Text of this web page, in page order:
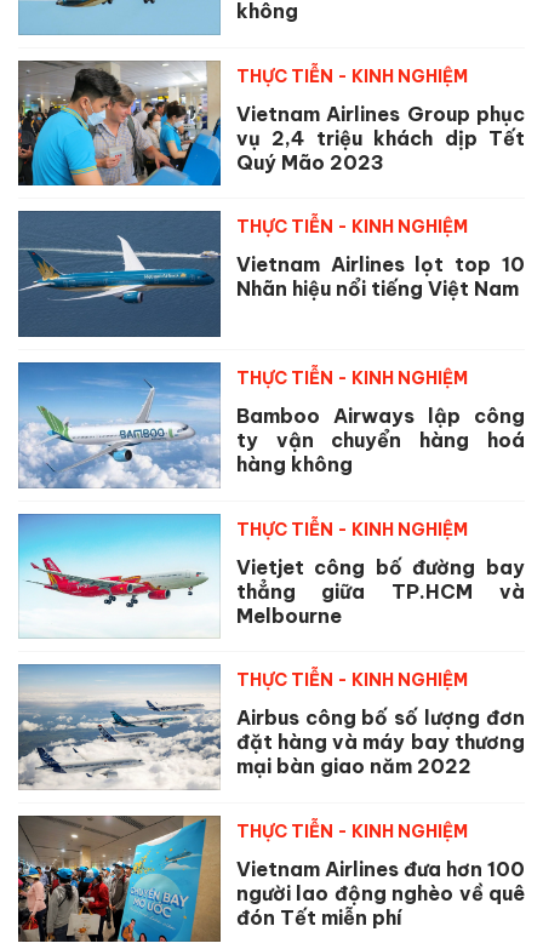
không
THỰC TIỄN - KINH NGHIỆM
Vietnam Airlines Group phục
vụ 2,4 triệu khách dịp Tết
Quý Mão 2023
THỰC TIỄN - KINH NGHIỆM
Vietnam Airlines lọt top 10
Nhãn hiệu nổi tiếng Việt Nam
THỰC TIỄN - KINH NGHIỆM
Bamboo Airways lập công
ty vận chuyển hàng hoá
hàng không
THỰC TIỄN - KINH NGHIỆM
Vietjet công bố đường bay
thẳng giữa TP.HCM và
Melbourne
THỰC TIỄN - KINH NGHIỆM
Airbus công bố số lượng đơn
đặt hàng và máy bay thương
mại bàn giao năm 2022
THỰC TIỄN - KINH NGHIỆM
Vietnam Airlines đưa hơn 100
người lao động nghèo về quê
đón Tết miễn phí